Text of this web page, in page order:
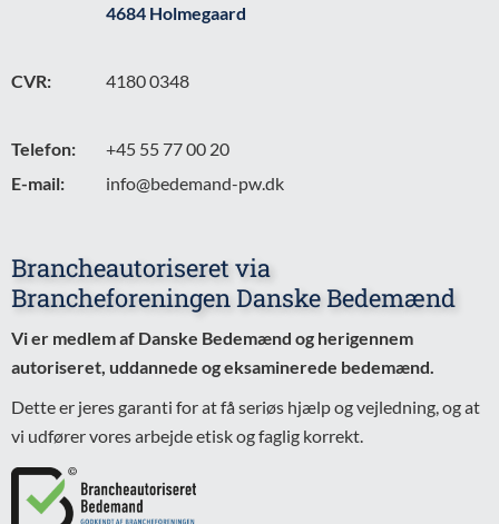
4684 Holmegaard
CVR: 4180 0348
Telefon:
+45 55 77 00 20
E-mail:
info@bedemand-pw.dk
Brancheautoriseret via
Brancheforeningen Danske Bedemænd
Vi er medlem af Danske Bedemænd og herigennem
autoriseret, uddannede og eksaminerede bedemænd.
Dette er jeres garanti for at få seriøs hjælp og vejledning, og at
vi udfører vores arbejde etisk og faglig korrekt.